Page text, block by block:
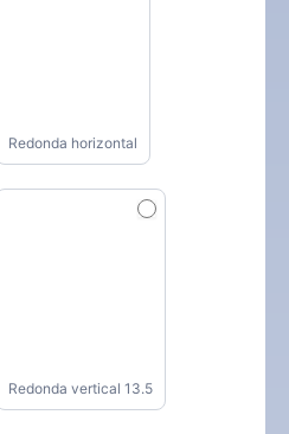
Redonda horizontal
Redonda vertical 13.5